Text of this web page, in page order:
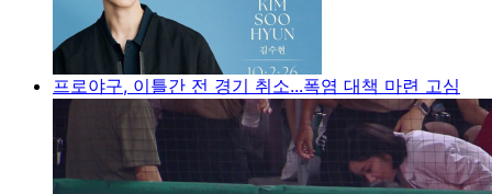
프로야구, 이틀간 전 경기 취소...폭염 대책 마련 고심